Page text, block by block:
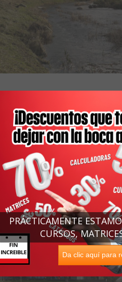
de los edificios de socorro y de
NRJA">NRJA, es un enfoque
se adopta del arquetipo de
para todos los edificios.
Da clic aquí para
PRÁCTICAMENTE
CURSOS,